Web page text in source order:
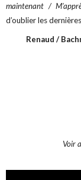
maintenant /
d’oublier les
Renaud /
Voir